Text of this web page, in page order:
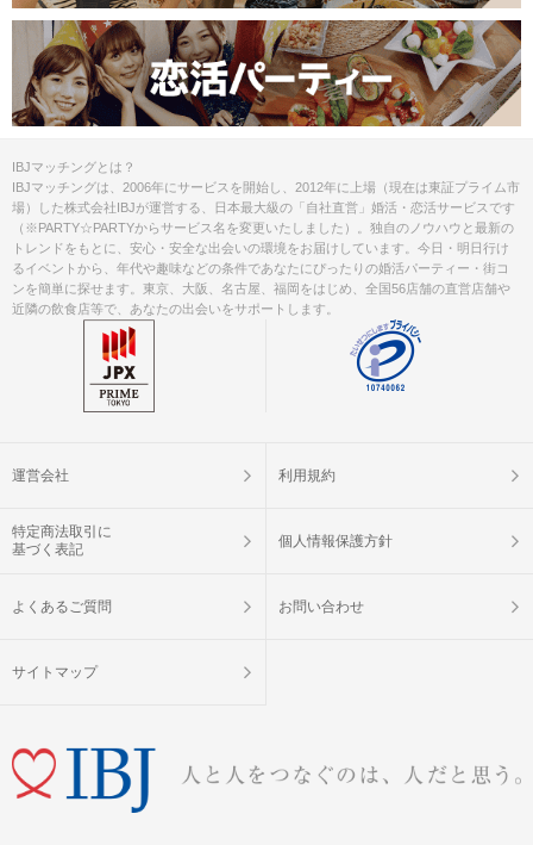
IBJマッチングとは？
IBJマッチングは、2006年にサービスを開始し、2012年に上場（現在は東証プライム市
場）した株式会社IBJが運営する、日本最大級の「自社直営」婚活・恋活サービスです
（※PARTY☆PARTYからサービス名を変更いたしました）。独自のノウハウと最新の
トレンドをもとに、安心・安全な出会いの環境をお届けしています。今日・明日行け
るイベントから、年代や趣味などの条件であなたにぴったりの婚活パーティー・街コ
ンを簡単に探せます。東京、大阪、名古屋、福岡をはじめ、全国56店舗の直営店舗や
近隣の飲食店等で、あなたの出会いをサポートします。
運営会社 利用規約
特定商法取引に
基づく表記
個人情報保護方針
よくあるご質問 お問い合わせ
サイトマップ